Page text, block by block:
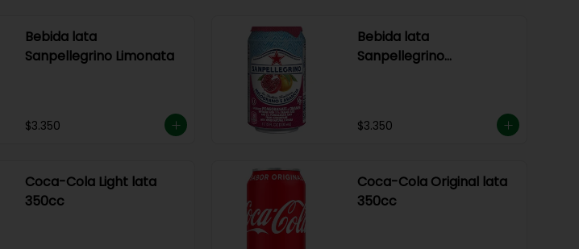
Bebida lata
Sanpellegrino Limonata
$3.350
Bebida lata
Sanpellegrino
$3.350
Coca-Cola Light lata
350cc
Coca-Cola Original lata
350cc